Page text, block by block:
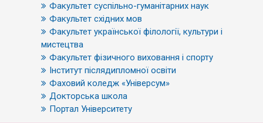
Факультет суспільно-гуманітарних наук
Факультет східних мов
Факультет української філології, культури і
мистецтва
Факультет фізичного виховання і спорту
Інститут післядипломної освіти
Фаховий коледж «Універсум»
Докторська школа
Портал Університету